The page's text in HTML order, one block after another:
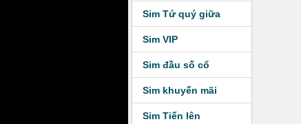
Sim Tứ quý giữa
Sim VIP
Sim đầu số cổ
Sim khuyến mãi
Sim Tiến lên